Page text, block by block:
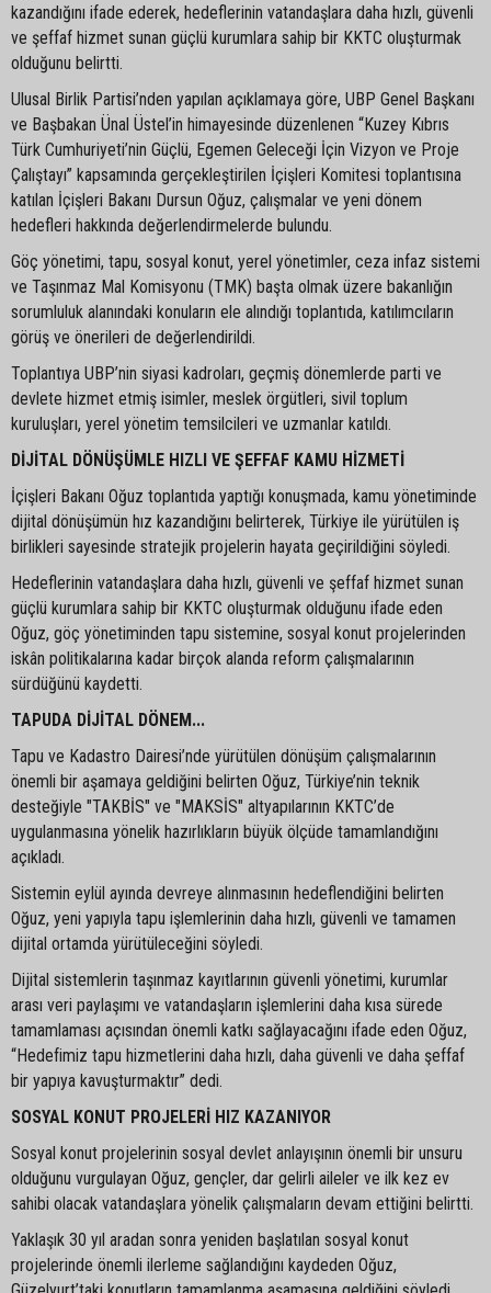
kazandığını ifade ederek, hedeflerinin vatandaşlara daha hızlı, güvenli
ve şeffaf hizmet sunan güçlü kurumlara sahip bir KKTC oluşturmak
olduğunu belirtti.
Ulusal Birlik Partisi’nden yapılan açıklamaya göre, UBP Genel Başkanı
ve Başbakan Ünal Üstel’in himayesinde düzenlenen “Kuzey Kıbrıs
Türk Cumhuriyeti’nin Güçlü, Egemen Geleceği İçin Vizyon ve Proje
Çalıştayı” kapsamında gerçekleştirilen İçişleri Komitesi toplantısına
katılan İçişleri Bakanı Dursun Oğuz, çalışmalar ve yeni dönem
hedefleri hakkında değerlendirmelerde bulundu.
Göç yönetimi, tapu, sosyal konut, yerel yönetimler, ceza infaz sistemi
ve Taşınmaz Mal Komisyonu (TMK) başta olmak üzere bakanlığın
sorumluluk alanındaki konuların ele alındığı toplantıda, katılımcıların
görüş ve önerileri de değerlendirildi.
Toplantıya UBP’nin siyasi kadroları, geçmiş dönemlerde parti ve
devlete hizmet etmiş isimler, meslek örgütleri, sivil toplum
kuruluşları, yerel yönetim temsilcileri ve uzmanlar katıldı.
DİJİTAL DÖNÜŞÜMLE HIZLI VE ŞEFFAF KAMU HİZMETİ
İçişleri Bakanı Oğuz toplantıda yaptığı konuşmada, kamu yönetiminde
dijital dönüşümün hız kazandığını belirterek, Türkiye ile yürütülen iş
birlikleri sayesinde stratejik projelerin hayata geçirildiğini söyledi.
Hedeflerinin vatandaşlara daha hızlı, güvenli ve şeffaf hizmet sunan
güçlü kurumlara sahip bir KKTC oluşturmak olduğunu ifade eden
Oğuz, göç yönetiminden tapu sistemine, sosyal konut projelerinden
iskân politikalarına kadar birçok alanda reform çalışmalarının
sürdüğünü kaydetti.
TAPUDA DİJİTAL DÖNEM...
Tapu ve Kadastro Dairesi’nde yürütülen dönüşüm çalışmalarının
önemli bir aşamaya geldiğini belirten Oğuz, Türkiye’nin teknik
desteğiyle "TAKBİS" ve "MAKSİS" altyapılarının KKTC’de
uygulanmasına yönelik hazırlıkların büyük ölçüde tamamlandığını
açıkladı.
Sistemin eylül ayında devreye alınmasının hedeflendiğini belirten
Oğuz, yeni yapıyla tapu işlemlerinin daha hızlı, güvenli ve tamamen
dijital ortamda yürütüleceğini söyledi.
Dijital sistemlerin taşınmaz kayıtlarının güvenli yönetimi, kurumlar
arası veri paylaşımı ve vatandaşların işlemlerini daha kısa sürede
tamamlaması açısından önemli katkı sağlayacağını ifade eden Oğuz,
“Hedefimiz tapu hizmetlerini daha hızlı, daha güvenli ve daha şeffaf
bir yapıya kavuşturmaktır” dedi.
SOSYAL KONUT PROJELERİ HIZ KAZANIYOR
Sosyal konut projelerinin sosyal devlet anlayışının önemli bir unsuru
olduğunu vurgulayan Oğuz, gençler, dar gelirli aileler ve ilk kez ev
sahibi olacak vatandaşlara yönelik çalışmaların devam ettiğini belirtti.
Yaklaşık 30 yıl aradan sonra yeniden başlatılan sosyal konut
projelerinde önemli ilerleme sağlandığını kaydeden Oğuz,